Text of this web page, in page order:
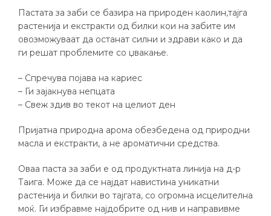
Пастата за заби се базира на природен каолин,тајга
растенија и екстракти од билки кои на забите им
овозможуваат да останат силни и здрави како и да
ги решат проблемите со џвакање.
– Спречува појава на кариес
– Ги зајакнува непцата
– Свеж здив во текот на целиот ден
Пријатна природна арома обезбедена од природни
масла и екстракти, а не ароматични средства.
Оваа паста за заби е од продуктната линија на д-р
Таига. Може да се најдат навистина уникатни
растенија и билки во тајгата, со огромна исцелителна
моќ. Ги избравме најдобрите од нив и направивме